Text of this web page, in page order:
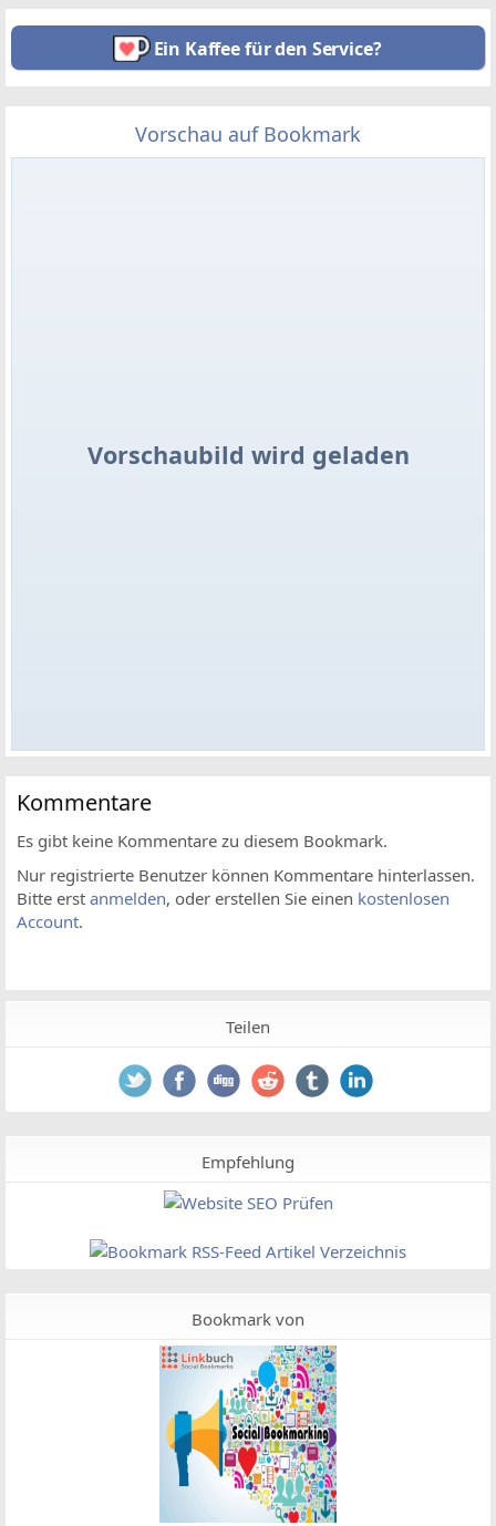
Ein Kaffee für den Service?
Vorschau auf Bookmark
Vorschaubild wird geladen
Kommentare
Es gibt keine Kommentare zu diesem Bookmark.
Nur registrierte Benutzer können Kommentare hinterlassen.
Bitte erst anmelden, oder erstellen Sie einen kostenlosen
Account.
Teilen
Empfehlung
Bookmark von